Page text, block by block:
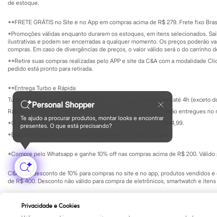
Clock House
Sawary
Yessica
Moda esportiva
Acessórios
Calçados
Leggings
Tops
Moda íntima
Calcinhas
Cintas e Modeladores
Meias
Sutiãs e Tops
Moda praia
Biquínis
Maiôs
Saídas de praia
Personagens
Plus size
Blusas e Camisetas
Personal Shopper
Te ajudo a procurar produtos, montar looks e encontrar
presentes. O que está precisando?
Investidores
Privacidade
Configuração de cookies
Minha privacidade
Educação
Formas de pagamento
de estoque.
**FRETE GRÁTIS no Site e no App em compras acima de R$ 279. Frete fixo
*Promoções válidas enquanto durarem os estoques, em itens selecionados.
ilustrativas e podem ser encerradas a qualquer momento. Os preços poderão
compras. Em caso de divergências de preços, o valor válido será o do carrinho
**Retire suas compras realizadas pelo APP e site da C&A com a modalidade
pedido está pronto para retirada.
**Entrega Turbo e Rápida
Turbo: Pedidos aprovados entre 10h e 17h, serão entregues em até 4h (exceto
Rápida: Pedidos com os pagamentos aprovados até as 10h, serão entregues
*O valor do frete para o turbo é R$ 24,99 e para a rápida é R$ 14,99.
*Essa condição ainda não estará disponível em todas as lojas.
*Compre pelo Whatsapp e ganhe 10% off nas compras acima de R$ 200.
C&A Pay: desconto de 10% para compras no site e no app, produtos vendidos
de R$ 400. Desconto não válido para compra de eletrônicos, smartwatch e
SP Cep: 06455-000 CNPJ 45.242.914/0001-05
Privacidade e Cookies